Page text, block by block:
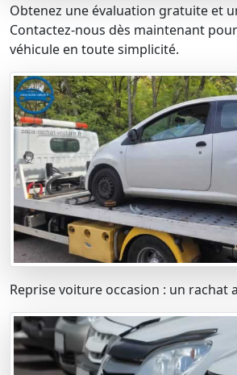
Obtenez une évaluation gratuite et
Contactez-nous dès maintenant
véhicule en toute simplicité.
Reprise voiture occasion : un rachat